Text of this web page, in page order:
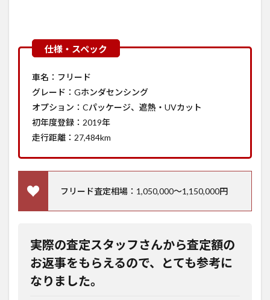
車名：フリード
グレード：Gホンダセンシング
オプション：Cパッケージ、遮熱・UVカット
初年度登録：2019年
走行距離：27,484km
フリード査定相場：1,050,000～1,150,000円
実際の査定スタッフさんから査定額の
お返事をもらえるので、とても参考に
なりました。